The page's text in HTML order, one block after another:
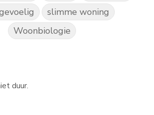
slimme woning
Woonbiologie
duur.